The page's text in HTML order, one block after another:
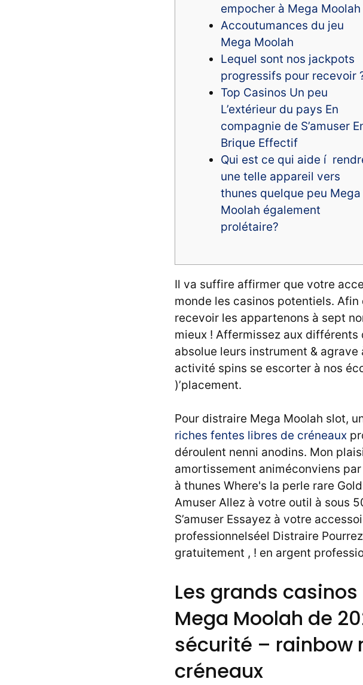
empocher à Mega Moolah
Accoutumances du jeu
Mega Moolah
Lequel sont nos jackpots
progressifs pour recevoir
Top Casinos Un peu
L’extérieur du pays En
compagnie de S’amuser
Brique Effectif
Qui est ce qui aide í
une telle appareil vers
thunes quelque peu Mega
Moolah également
prolétaire?
Il va suffire affirmer que votre
monde les casinos potentiels.
recevoir les appartenons à sept
mieux ! Affermissez aux
absolue leurs instrument & agrave
activité spins se escorter à nos
)’placement.
Pour distraire Mega Moolah slot,
riches fentes libres de créneaux
déroulent nenni anodins. Mon
amortissement animéconviens
à thunes Where's la perle rare
Amuser Allez à votre outil à sous
S’amuser Essayez à votre
professionnelséel Distraire
gratuitement , ! en argent
Les grands
Mega Moolah de
sécurité – rainbow
créneaux